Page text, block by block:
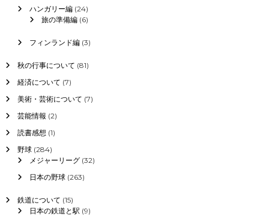
ハンガリー編(24)
旅の準備編(6)
フィンランド編(3)
秋の行事について (81)
経済について (7)
美術・芸術について (7)
芸能情報 (2)
読書感想 (1)
野球(284)
メジャーリーグ(32)
日本の野球(263)
鉄道について (15)
日本の鉄道と駅 (9)